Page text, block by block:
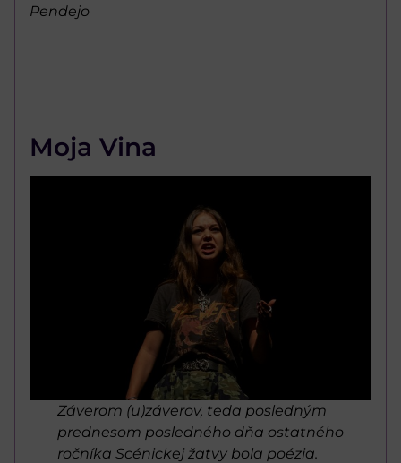
Pendejo
Moja Vina
Záverom (u)záverov, teda posledným
prednesom posledného dňa ostatného
ročníka Scénickej žatvy bola poézia.